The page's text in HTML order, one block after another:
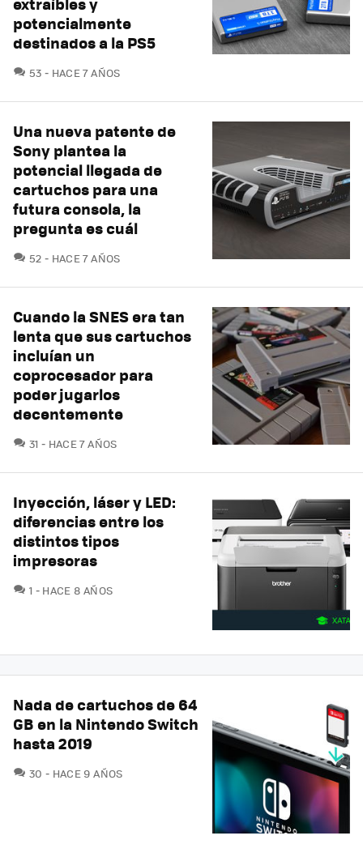
potencialmente
destinados a la PS5
53 COMENTARIOS
HACE 7 AÑOS
Una nueva patente de
Sony plantea la
potencial llegada de
cartuchos para una
futura consola, la
pregunta es cuál
52 COMENTARIOS
HACE 7 AÑOS
Cuando la SNES era tan
lenta que sus cartuchos
incluían un
coprocesador para
poder jugarlos
decentemente
31 COMENTARIOS
HACE 7 AÑOS
Inyección, láser y LED:
diferencias entre los
distintos tipos
impresoras
1 COMENTARIOS
HACE 8 AÑOS
Nada de cartuchos de 64
GB en la Nintendo Switch
hasta 2019
30 COMENTARIOS
HACE 9 AÑOS